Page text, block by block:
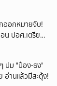
ออกหมายจับ!
น ปอศ.เตรียม
ปม "ป๋อง-ธง"
านแล้วมีสะดุ้ง!